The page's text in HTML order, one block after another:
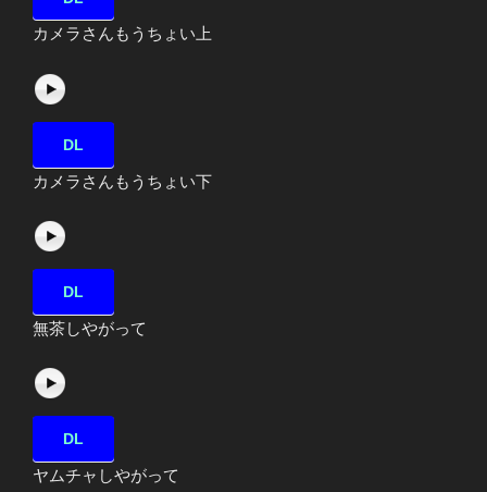
カメラさんもうちょい上
DL
カメラさんもうちょい下
DL
無茶しやがって
DL
ヤムチャしやがって